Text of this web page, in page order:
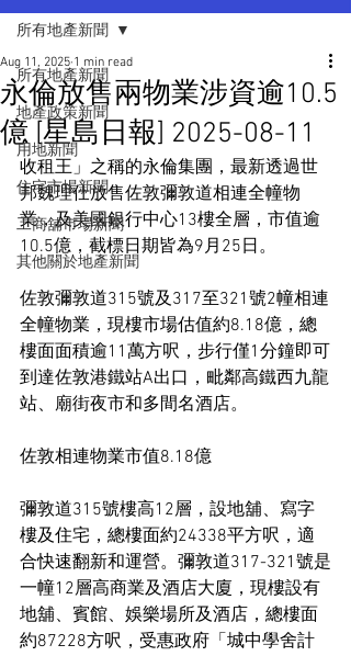
所有地產新聞
地產政策新聞
用地新聞
住宅市場新聞
工商舖市場新聞
其他關於地產新聞
所有地產新聞
永倫放售兩物業涉資逾10.5
億 [星島日報] 2025-08-11
Aug 11, 2025 1 min read
收租王」之稱的永倫集團，最新透過世
邦魏理仕放售佐敦彌敦道相連全幢物
業，及美國銀行中心13樓全層，市值逾
10.5億，截標日期皆為9月25日。
佐敦彌敦道315號及317至321號2幢相連
全幢物業，現樓市場估值約8.18億，總
樓面面積逾11萬方呎，步行僅1分鐘即可
到達佐敦港鐵站A出口，毗鄰高鐵西九龍
站、廟街夜市和多間名酒店。
佐敦相連物業市值8.18億
彌敦道315號樓高12層，設地舖、寫字
樓及住宅，總樓面約24338平方呎，適
合快速翻新和運營。彌敦道317-321號是
一幢12層高商業及酒店大廈，現樓設有
地舖、賓館、娛樂場所及酒店，總樓面
約87228方呎，受惠政府「城中學舍計